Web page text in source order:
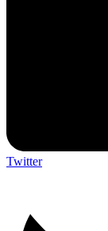
Twitter